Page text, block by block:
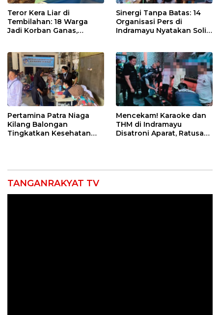
Teror Kera Liar di
Tembilahan: 18 Warga
Jadi Korban Ganas,
Sinergi Tanpa Batas: 14
Organisasi Pers di
Indramayu Nyatakan Solid
Pertamina Patra Niaga
Kilang Balongan
Tingkatkan Kesehatan
Perawatan Gigi
Mencekam! Karaoke dan
THM di Indramayu
Disatroni Aparat, Ratusan
TANGANRAKYAT TV